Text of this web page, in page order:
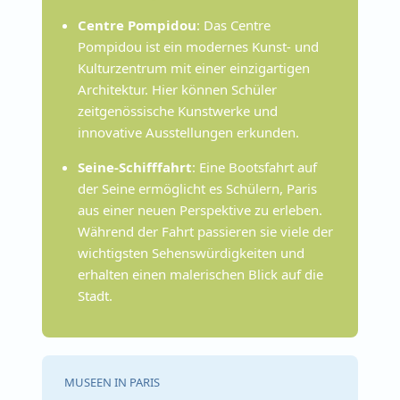
Centre Pompidou: Das Centre
Pompidou ist ein modernes Kunst- und
Kulturzentrum mit einer einzigartigen
Architektur. Hier können Schüler
zeitgenössische Kunstwerke und
innovative Ausstellungen erkunden.
Seine-Schifffahrt: Eine Bootsfahrt auf
der Seine ermöglicht es Schülern, Paris
aus einer neuen Perspektive zu erleben.
Während der Fahrt passieren sie viele der
wichtigsten Sehenswürdigkeiten und
erhalten einen malerischen Blick auf die
Stadt.
MUSEEN IN PARIS